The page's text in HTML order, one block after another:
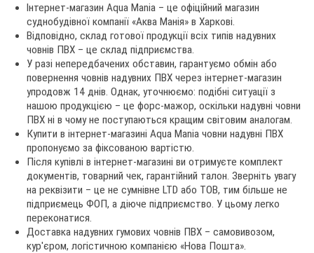
Інтернет-магазин Aqua Mania – це офіційний магазин
суднобудівної компанії «Аква Манія» в Харкові.
Відповідно, склад готової продукції всіх типів надувних
човнів ПВХ – це склад підприємства.
У разі непередбачених обставин, гарантуємо обмін або
повернення човнів надувних ПВХ через інтернет-магазин
упродовж 14 днів. Однак, уточнюємо: подібні ситуації з
нашою продукцією – це форс-мажор, оскільки надувні човни
ПВХ ні в чому не поступаються кращим світовим аналогам.
Купити в інтернет-магазині Aqua Mania човни надувні ПВХ
пропонуємо за фіксованою вартістю.
Після купівлі в інтернет-магазині ви отримуєте комплект
документів, товарний чек, гарантійний талон. Зверніть увагу
на реквізити – це не сумнівне LTD або ТОВ, тим більше не
підприємець ФОП, а діюче підприємство. У цьому легко
переконатися.
Доставка надувних гумових човнів ПВХ – самовивозом,
кур'єром, логістичною компанією «Нова Пошта».